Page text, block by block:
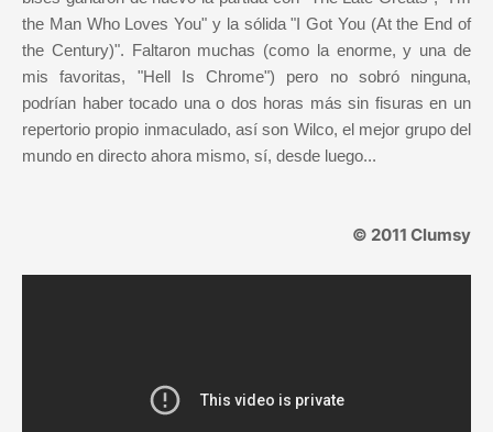
the Man Who Loves You" y la sólida "I Got You (At the End of
the Century)". Faltaron muchas (como la enorme, y una de
mis favoritas, "Hell Is Chrome") pero no sobró ninguna,
podrían haber tocado una o dos horas más sin fisuras en un
repertorio propio inmaculado, así son Wilco, el mejor grupo del
mundo en directo ahora mismo, sí, desde luego...
© 2011 Clumsy